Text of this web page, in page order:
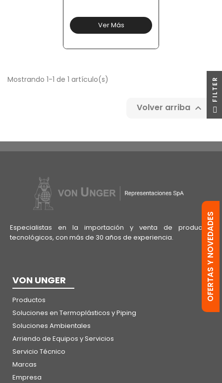
Ver Más
Mostrando 1-1 de 1 artículo(s)
Volver arriba 
Especialistas en la importación y venta de productos
tecnológicos, con más de 30 años de experiencia.
OFERTAS Y NOVEDADES
VON UNGER
Productos
Soluciones en Termoplásticos y Piping
Soluciones Ambientales
Arriendo de Equipos y Servicios
Servicio Técnico
Marcas
Empresa
R